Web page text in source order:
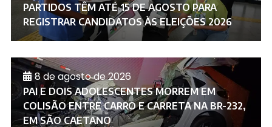
PARTIDOS TÊM ATÉ 15 DE AGOSTO PARA
REGISTRAR CANDIDATOS ÀS ELEIÇÕES 2026
8 de agosto de 2026
PAI E DOIS ADOLESCENTES MORREM EM
COLISÃO ENTRE CARRO E CARRETA NA BR-232,
EM SÃO CAETANO